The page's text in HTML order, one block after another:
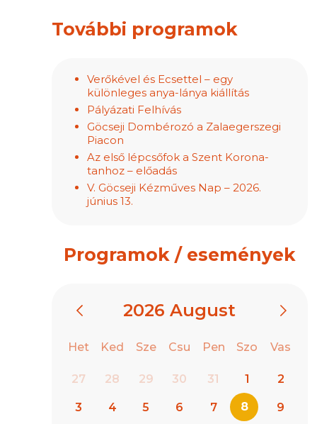
További programok
Verőkével és Ecsettel – egy
különleges anya-lánya kiállítás
Pályázati Felhívás
Göcseji Dombérozó a Zalaegerszegi
Piacon
Az első lépcsőfok a Szent Korona-
tanhoz – előadás
V. Göcseji Kézműves Nap – 2026.
június 13.
Programok / események
2026 August
Het Ked Sze Csu Pen Szo Vas
27 28 29 30 31 1 2
3 4 5 6 7 8 9